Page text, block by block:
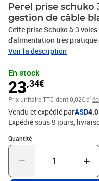
Perel prise schuko
gestion de câble
Cette prise Schuko à 3
d'alimentation très
électroniques. Elle dispose
ordinateurs, les
électriques. Grâce à la boîte
pieds antidérapants, la
utiliser. Elle dispose d'un
facilement l'alimentation de
centre d'alimentation avec
et une commodité
polypropylène Dimensions :
Puissance : 3500 W
Voir la description
En stock
23,34€
Prix unitaire TTC dont 0,02€ d'
Vendu et expédié parASD
Expédié sous 9 jours
Quantité
Quantité : 1